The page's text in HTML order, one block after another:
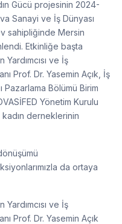
Gücü projesinin 2024-
Sanayi ve İş Dünyası
sahipliğinde Mersin
Etkinliğe başta
ve İş
Prof. Dr. Yasemin Açık, İş
Pazarlama Bölümü Birim
Yönetim Kurulu
kadın derneklerinin
da ortaya
ve İş
Prof. Dr. Yasemin Açık